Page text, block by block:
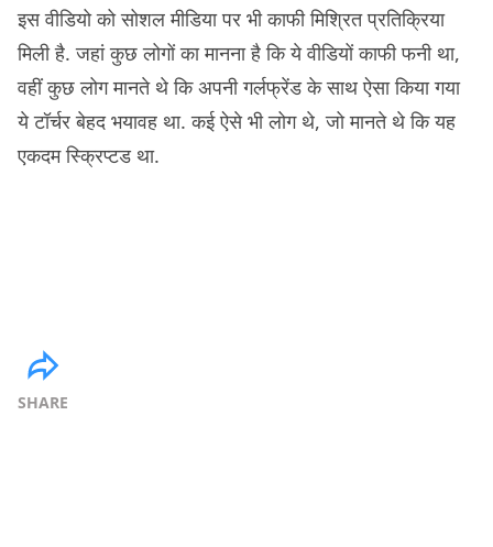
इस वीडियो को सोशल मीडिया पर भी काफी मिश्रित प्रतिक्रिया
मिली है. जहां कुछ लोगों का मानना है कि ये वीडियों काफी फनी था,
वहीं कुछ लोग मानते थे कि अपनी गर्लफ्रेंड के साथ ऐसा किया गया
ये टॉर्चर बेहद भयावह था. कई ऐसे भी लोग थे, जो मानते थे कि यह
एकदम स्क्रिप्टड था.
SHARE